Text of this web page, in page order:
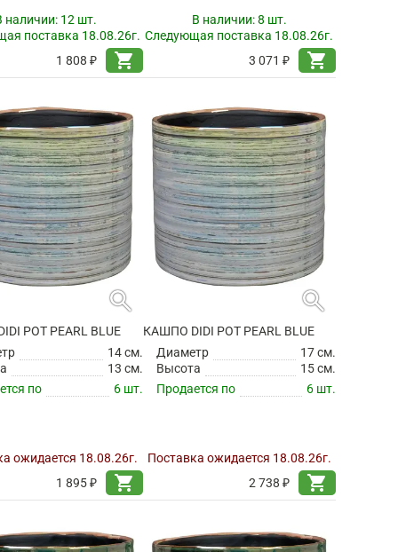
наличии: 12 шт.
поставка 18.08.26г.
1 808 ₽
shopping_cart
В наличии:8 шт.
Следующая поставка 18.08.26г.
3 071 ₽
shopping_cart
search
POT PEARL BLUE
14 см.
13 см.
по
6 шт.
ожидается 18.08.26г.
1 895 ₽
shopping_cart
search
КАШПО DIDI POT PEARL BLUE
Диаметр
17 см.
Высота
15 см.
Продается по
6 шт.
Поставка ожидается 18.08.26г.
2 738 ₽
shopping_cart